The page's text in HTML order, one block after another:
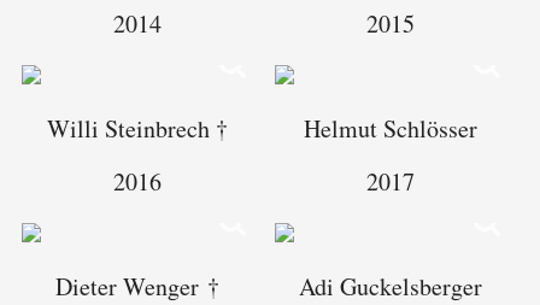
2014
2015
Willi Steinbrech †
2016
Helmut Schlösser
2017
Dieter Wenger †
Adi Guckelsberger